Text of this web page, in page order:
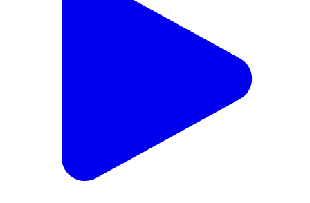
बिजली फॉल्ट निकालने में बीता पूरा दिन, गुल रही बिजली से भीषण